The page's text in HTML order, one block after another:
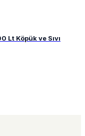
Lt Köpük ve Sıvı